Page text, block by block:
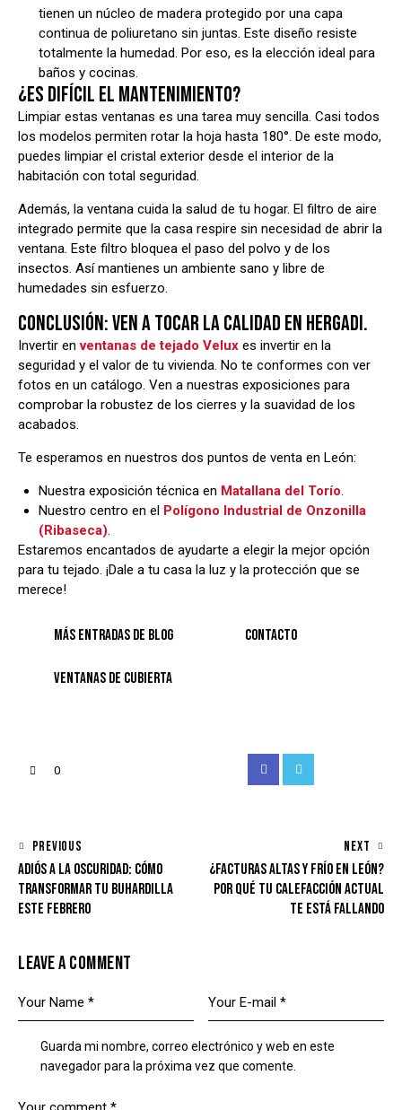
tienen un núcleo de madera protegido por una capa
continua de poliuretano sin juntas. Este diseño resiste
totalmente la humedad. Por eso, es la elección ideal para
baños y cocinas.
¿ES DIFÍCIL EL MANTENIMIENTO?
Limpiar estas ventanas es una tarea muy sencilla. Casi todos
los modelos permiten rotar la hoja hasta 180°. De este modo,
puedes limpiar el cristal exterior desde el interior de la
habitación con total seguridad.
Además, la ventana cuida la salud de tu hogar. El filtro de aire
integrado permite que la casa respire sin necesidad de abrir la
ventana. Este filtro bloquea el paso del polvo y de los
insectos. Así mantienes un ambiente sano y libre de
humedades sin esfuerzo.
CONCLUSIÓN: VEN A TOCAR LA CALIDAD EN HERGADI.
Invertir enventanas de tejado Velux es invertir en la
seguridad y el valor de tu vivienda. No te conformes con ver
fotos en un catálogo. Ven a nuestras exposiciones para
comprobar la robustez de los cierres y la suavidad de los
acabados.
Te esperamos en nuestros dos puntos de venta en León:
Nuestra exposición técnica en Matallana del Torío.
Nuestro centro en el Polígono Industrial de Onzonilla
(Ribaseca).
Estaremos encantados de ayudarte a elegir la mejor opción
para tu tejado. ¡Dale a tu casa la luz y la protección que se
merece!
MÁS ENTRADAS DE BLOG CONTACTO
VENTANAS DE CUBIERTA
0 FacebookTwitter
NAVEGACIÓN
DE
ENTRADAS
PREVIOUS
ADIÓS A LA OSCURIDAD: CÓMO
TRANSFORMAR TU BUHARDILLA
ESTE FEBRERO
NEXT
¿FACTURAS ALTAS Y FRÍO EN LEÓN?
POR QUÉ TU CALEFACCIÓN ACTUAL
TE ESTÁ FALLANDO
LEAVE A COMMENT
Guarda mi nombre, correo electrónico y web en este
navegador para la próxima vez que comente.